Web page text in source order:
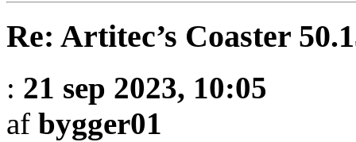
Re: Artitec’s Coaster
: 21 sep 2023, 10:05
af bygger01